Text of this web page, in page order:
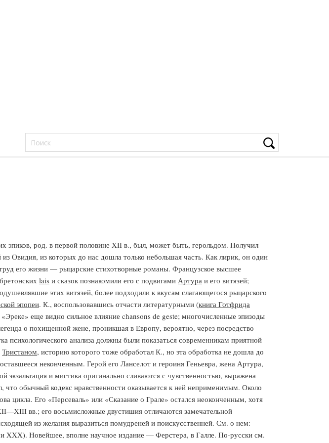
эпиков, род. в первой половине XII в., был, может быть, герольдом. Получил
Овидия, из которых до нас дошла только небольшая часть. Как лирик, он один
его жизни — рыцарские стихотворные романы. Французское высшее
lais и сказок познакомили его с подвигами Артура и его витязей;
этих витязей, более подходили к вкусам слагающегося рыцарского
эпопеи. К., воспользовавшись отчасти литературными (книга Готфрида
еще видно сильное влияние chansons de geste; многочисленные эпизоды
о похищенной жене, проникшая в Европу, вероятно, через посредство
анализа должны были показаться современникам приятной
Тристаном, историю которого тоже обработал К., но эта обработка не дошла до
неконченным. Герой его Ланселот и героиня Геньевра, жена Артура,
экзальтация и мистика оригинально сливаются с чувственностью, выражена
что обычный кодекс нравственности оказывается к ней неприменимым. Около
цикла. Его «Персеваль» или «Сказание о Грале» остался неоконченным, хотя
вв.; его восьмисложные двустишия отличаются замечательной
из желания выразиться помудреней и поискусственней. См. о нем:
Новейшее, вполне научное издание — Ферстера, в Галле. По-русски см.